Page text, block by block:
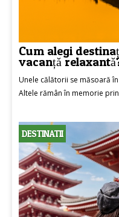
Cum alegi
vacanță
Unele călătorii se măsoară
Altele rămân în memorie
DESTINATII